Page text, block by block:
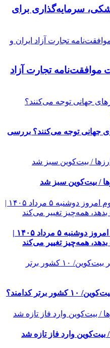
سرمایه‌گذاری برای
موافقت‌نامه تجارت آزاد
جهانی توجه می‌کنند؟ بررسی
/ بیت‌کوین سبز شد
قیمت تتر، بیت‌کوین و اتریوم امروز دوشنبه ۵ مرداد ۱۴۰۵ |
همه‌چیز تغییر می‌کند
کدامند؟
/ بیت‌کوین وارد فاز تازه شد